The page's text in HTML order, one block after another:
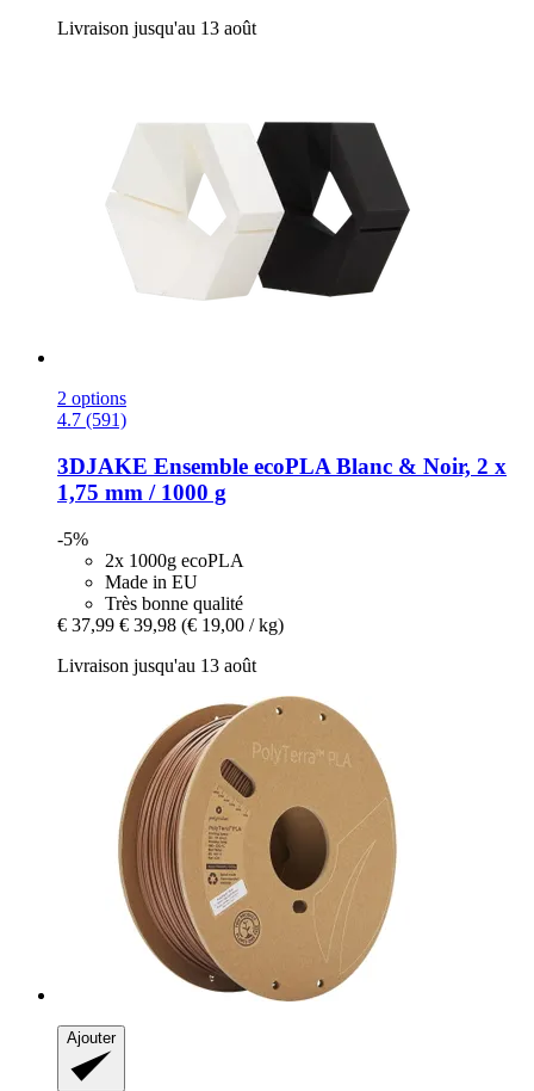
Livraison jusqu'au 13 août
2 options
4.7 (591)
3DJAKE Ensemble ecoPLA Blanc & Noir, 2 x
1,75 mm / 1000 g
-5%
2x 1000g ecoPLA
Made in EU
Très bonne qualité
€ 37,99 € 39,98 (€ 19,00 / kg)
Livraison jusqu'au 13 août
Ajouter